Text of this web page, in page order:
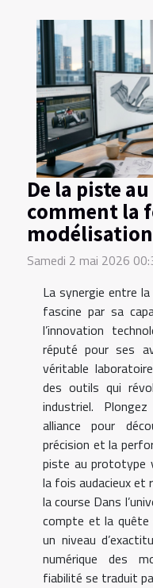
De la piste
comment la
Samedi 2 mai 2026
La synergie entre
fascine par sa
l’innovation
réputé pour ses
véritable
des outils qui
industriel.
alliance pour
précision et la
piste au prototype
la fois audacieux et
la course Dans
compte et la quête
un niveau
numérique des
fiabilité se traduit